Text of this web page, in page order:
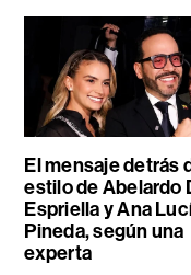
El mensaje detrás
estilo de Abelardo
Espriella y Ana
Pineda, según una
experta